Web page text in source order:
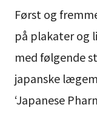
Først og
på plakater og
med følgende
japanske
‘Japanese